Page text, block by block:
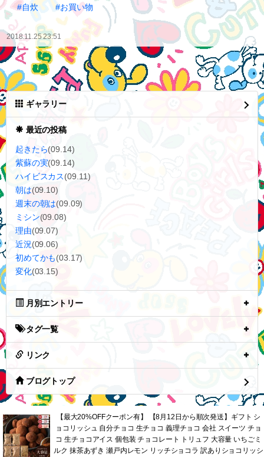
#自炊
#お買い物
2018.11.25 23:51
ギャラリー
最近の投稿
起きたら(09.14)
紫蘇の実(09.14)
ハイビスカス(09.11)
朝は(09.10)
週末の朝は(09.09)
ミシン(09.08)
理由(09.07)
近況(09.06)
初めてかも(03.17)
変化(03.15)
月別エントリー
タグ一覧
リンク
ブログトップ
【最大20%OFFクーポン有】 【8月12日から順次発送】ギフト シ
ョコリッシュ 自分チョコ 生チョコ 義理チョコ 会社 スイーツ チョ
コ 生チョコアイス 個包装 チョコレート トリュフ 大容量 いちごミ
ルク 抹茶あずき 瀬戸内レモン リッチショコラ 訳ありショコリッシ